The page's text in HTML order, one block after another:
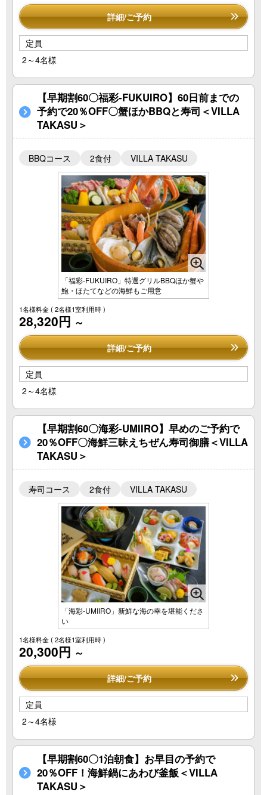
詳細/ご予約
定員
2～4名様
【早期割60〇福彩-FUKUIRO】60日前までの
予約で20％OFF〇蟹ほかBBQと寿司＜VILLA
TAKASU＞
BBQコース 2食付 VILLA TAKASU
「福彩-FUKUIRO」特選グリルBBQほか蟹や
鮑・ほたてなどの海鮮もご用意
1名様料金( 2名様1室利用時 )
28,320円 ～
詳細/ご予約
定員
2～4名様
【早期割60〇海彩-UMIIRO】早めのご予約で
20％OFF〇海鮮三昧えちぜん寿司御膳＜VILLA
TAKASU＞
寿司コース 2食付 VILLA TAKASU
「海彩-UMIIRO」新鮮な海の幸を堪能くださ
い
1名様料金( 2名様1室利用時 )
20,300円 ～
詳細/ご予約
定員
2～4名様
【早期割60〇1泊朝食】お早目の予約で
20％OFF！海鮮鍋にあわび釜飯＜VILLA
TAKASU＞